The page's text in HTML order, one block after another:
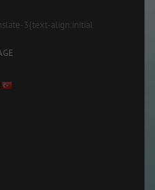
3{text-align:initial